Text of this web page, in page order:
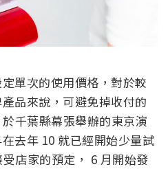
單次的使用價格，對於較
品來說，可避免掉收付的
千葉縣幕張舉辦的東京演
去年 10 就已經開始少量試
店家的預定， 6 月開始發